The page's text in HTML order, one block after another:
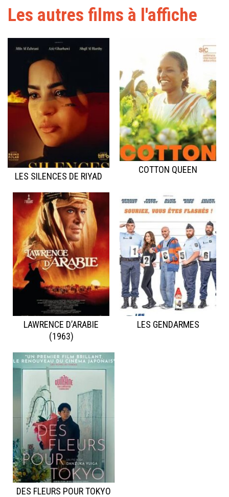
Les autres films à l'affiche
LES SILENCES DE RIYAD
COTTON QUEEN
LAWRENCE D’ARABIE
(1963)
LES GENDARMES
DES FLEURS POUR TOKYO